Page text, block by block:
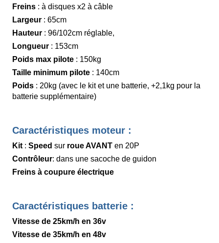
Freins : à disques x2 à câble
Largeur : 65cm
Hauteur : 96/102cm réglable,
Longueur : 153cm
Poids max pilote : 150kg
Taille minimum pilote : 140cm
Poids : 20kg (avec le kit et une batterie, +2,1kg pour la
batterie supplémentaire)
Caractéristiques moteur :
Kit : Speed sur roue AVANT en 20P
Contrôleur: dans une sacoche de guidon
Freins à coupure électrique
Caractéristiques batterie :
Vitesse de 25km/h en 36v
Vitesse de 35km/h en 48v